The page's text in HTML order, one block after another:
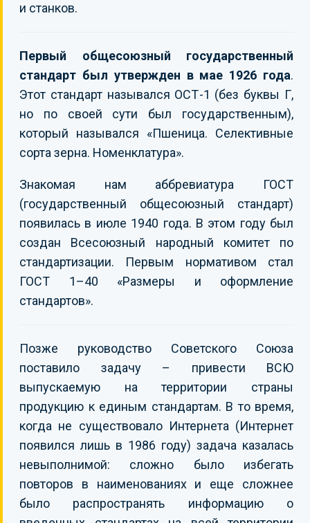
и станков.
Первый общесоюзный государственный
стандарт был утвержден в мае 1926 года.
Этот стандарт назывался ОСТ-1 (без буквы Г,
но по своей сути был государственным),
который назывался «Пшеница. Селективные
сорта зерна. Номенклатура».
Знакомая нам аббревиатура ГОСТ
(государственный общесоюзный стандарт)
появилась в июле 1940 года. В этом году был
создан Всесоюзный народный комитет по
стандартизации. Первым нормативом стал
ГОСТ 1–40 «Размеры и оформление
стандартов».
Позже руководство Советского Союза
поставило задачу – привести ВСЮ
выпускаемую на территории страны
продукцию к единым стандартам. В то время,
когда не существовало Интернета (Интернет
появился лишь в 1986 году) задача казалась
невыполнимой: сложно было избегать
повторов в наименованиях и еще сложнее
было распространять информацию о